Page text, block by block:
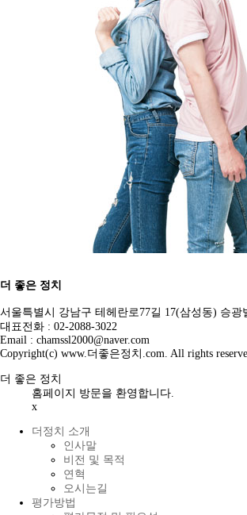
더 좋은 정치
서울특별시 강남구 테헤란로77길 17(삼성동) 승광
대표전화 : 02-2088-3022
Email : chamssl2000@naver.com
Copyright(c) www.더좋은정치.com. All rights
더 좋은 정치
홈페이지 방문을 환영합니다.
x
더정치 소개
인사말
비전 및 목적
연혁
오시는길
평가방법